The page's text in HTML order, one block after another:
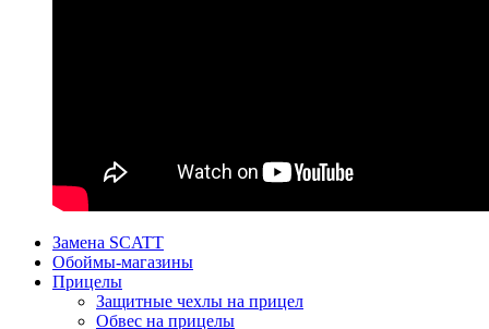
Замена SCATT
Обоймы-магазины
Прицелы
Защитные чехлы на прицел
Обвес на прицелы